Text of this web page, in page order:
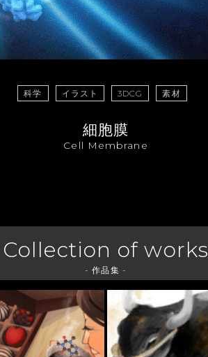
科学 イラスト 3DCG 素材
細胞膜
Cell Membrane
Collection of works
- 作品集 -